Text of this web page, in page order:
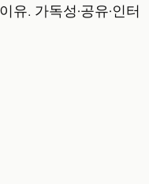
. 가독성·공유·인터